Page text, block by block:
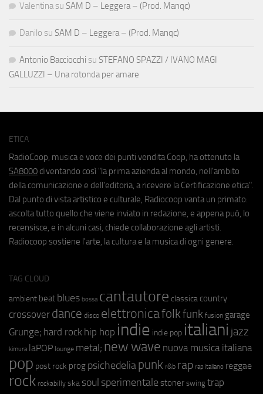
Valentina su SAM D – Leggera – (Prod. Manqc)
Danilo su SAM D – Leggera – (Prod. Manqc)
Antonio Bacciocchi su STEFANO SPAZZI / IVANO MAGI
GALLUZZI – Una rotonda per amare
ETICA
RadioCoop, musica e voce dei punti vendita Coop, ha ottenuto la
SA8000 diventando così "la prima azienda al mondo, nell'ambito
della comunicazione e dell'editoria, a ricevere la Certificazione etica".
Dal punto di vista artistico e culturale, Radiocoop vanta un primato:
ascolta tutto quello che viene inviato in redazione, e appena può, lo
recensisce, e in alcuni casi, chiede collaborazione agli artisti.
Radiocoop sostiene l'arte, la cultura e la musica di ogni genere.
TAG CLOUD
ambient beat blues bossa cantautore classica country
crossover dance disco elettronicafolkfunk fusion garage
Grunge; hard rock hip hop indie indie pop italiani jazz
kimura laPOP lounge metal; new wave nuova musica italiana
pop post rock prog psichedeliapunk r&b rap rap italiano reggae
rock rockabilly ska soul sperimentale stoner swing trap